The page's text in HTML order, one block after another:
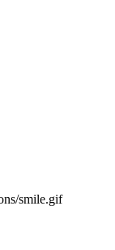
smile.gif